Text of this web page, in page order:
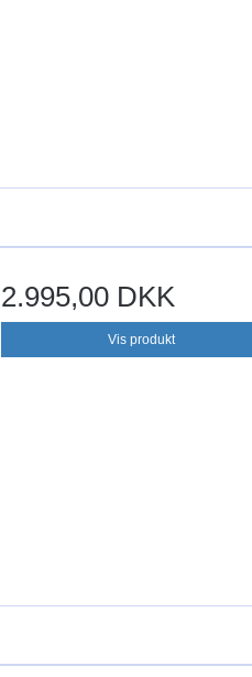
2.995,00 DKK
Vis produkt